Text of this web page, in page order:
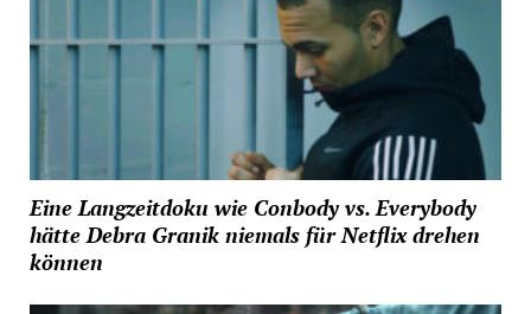
Eine Langzeitdoku wie Conbody vs. Everybody
hätte Debra Granik niemals für Netflix drehen
können